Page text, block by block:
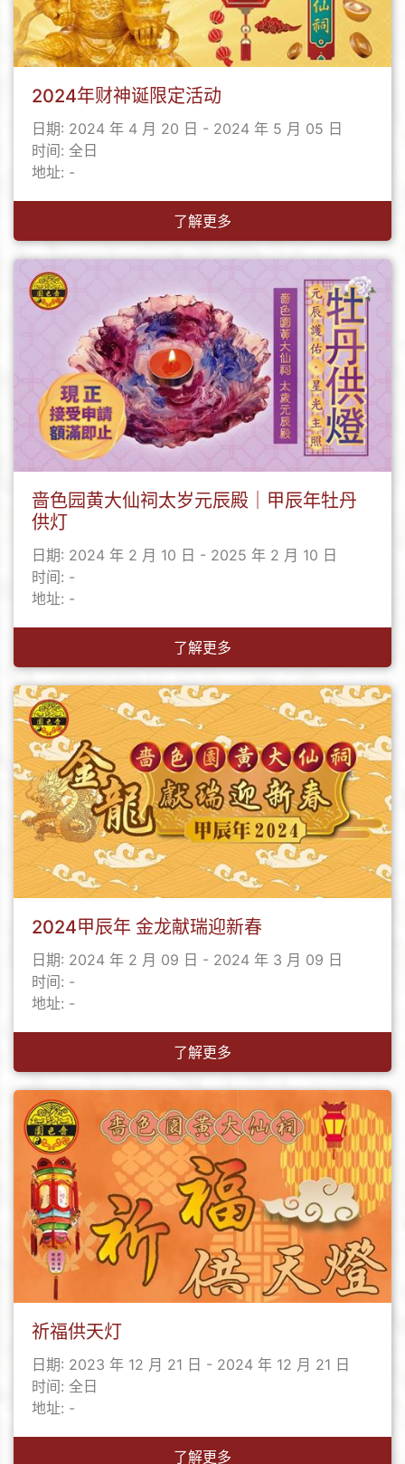
2024年财神诞限定活动
日期: 2024 年 4 月 20 日 - 2024 年 5 月 05 日
时间: 全日
地址: -
了解更多
啬色园黄大仙祠太岁元辰殿｜甲辰年牡丹
供灯
日期: 2024 年 2 月 10 日 - 2025 年 2 月 10 日
时间: -
地址: -
了解更多
2024甲辰年 金龙献瑞迎新春
日期: 2024 年 2 月 09 日 - 2024 年 3 月 09 日
时间: -
地址: -
了解更多
祈福供天灯
日期: 2023 年 12 月 21 日 - 2024 年 12 月 21 日
时间: 全日
地址: -
了解更多